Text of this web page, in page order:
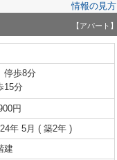
情報の見方
【アパート】
停歩8分
15分
円
年 5月 ( 築2年 )
建